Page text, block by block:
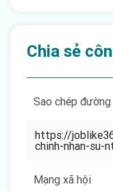
Chia sẻ
Sao chép đường
https://
chinh-nhan-su-
Mạng xã hội